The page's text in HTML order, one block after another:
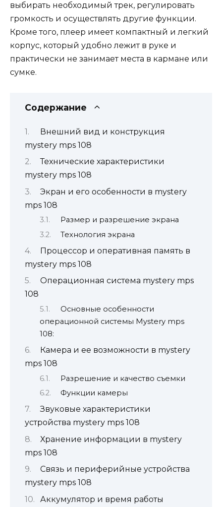
выбирать необходимый трек, регулировать
громкость и осуществлять другие функции.
Кроме того, плеер имеет компактный и легкий
корпус, который удобно лежит в руке и
практически не занимает места в кармане или
сумке.
Содержание
Внешний вид и конструкция
mystery mps 108
Технические характеристики
mystery mps 108
Экран и его особенности в mystery
mps 108
Размер и разрешение экрана
Технология экрана
Процессор и оперативная память в
mystery mps 108
Операционная система mystery mps
108
Основные особенности
операционной системы Mystery mps
108:
Камера и ее возможности в mystery
mps 108
Разрешение и качество съемки
Функции камеры
Звуковые характеристики
устройства mystery mps 108
Хранение информации в mystery
mps 108
Связь и периферийные устройства
mystery mps 108
Аккумулятор и время работы